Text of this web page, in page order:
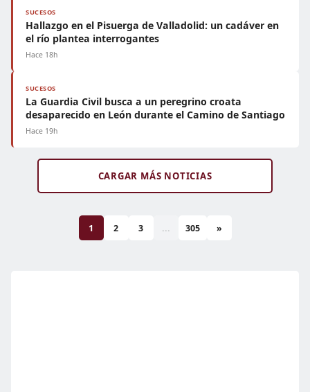
SUCESOS
Hallazgo en el Pisuerga de Valladolid: un cadáver en
el río plantea interrogantes
Hace 18h
SUCESOS
La Guardia Civil busca a un peregrino croata
desaparecido en León durante el Camino de Santiago
Hace 19h
CARGAR MÁS NOTICIAS
1 2 3 ... 305 »